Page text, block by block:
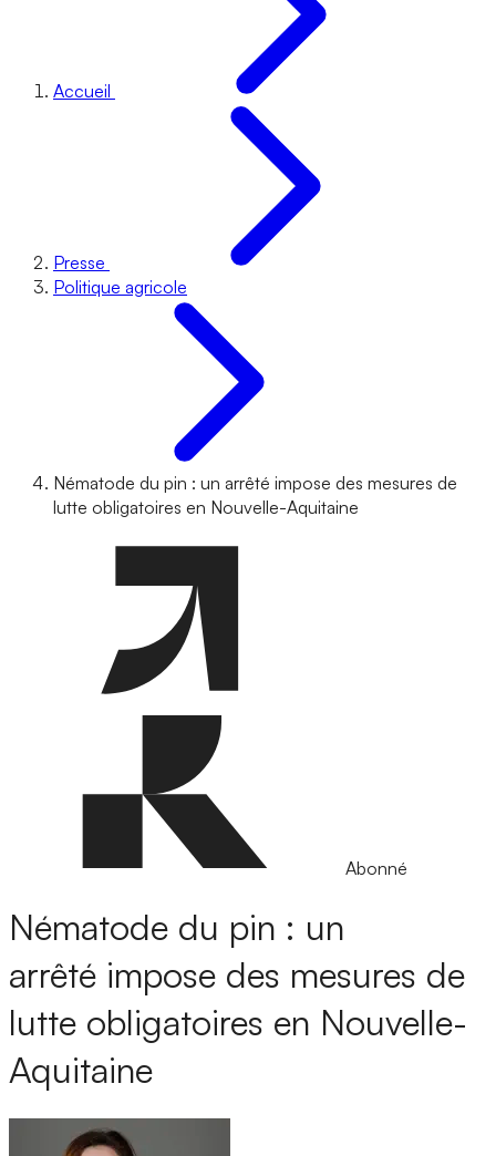
Accueil
Presse
Politique agricole
Nématode du pin : un arrêté impose des mesures de
lutte obligatoires en Nouvelle-Aquitaine
Abonné
Nématode du pin : un
arrêté impose des mesures de
lutte obligatoires en Nouvelle-
Aquitaine